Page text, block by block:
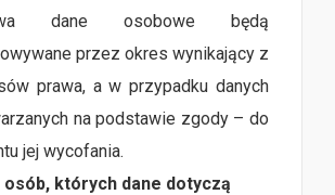
dane osobowe będą
przez okres wynikający z
prawa, a w przypadku danych
na podstawie zgody – do
jej wycofania.
osób, których dane dotyczą